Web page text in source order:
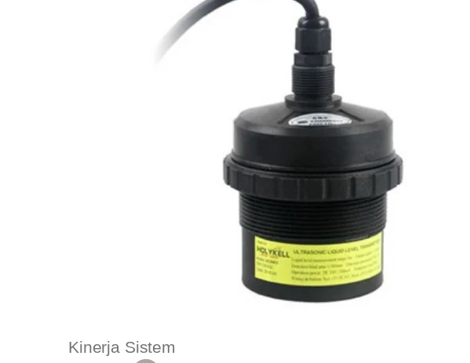
Kinerja Sistem